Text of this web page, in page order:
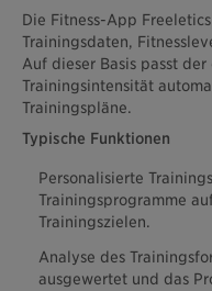
Die Fitness-App
Trainingsdaten,
Auf dieser Basis passt
Trainingsintensität
Trainingspläne.
Typische Funktionen
Personalisierte
Trainingsprogramme
Trainingszielen.
Analyse des
ausgewertet und das